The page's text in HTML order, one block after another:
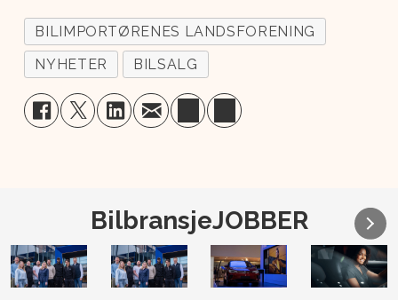
BILIMPORTØRENES LANDSFORENING
NYHETER
BILSALG
BilbransjeJOBBER